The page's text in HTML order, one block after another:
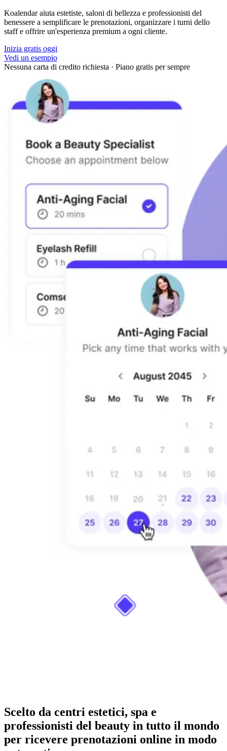
Koalendar aiuta estetiste, saloni di bellezza e professionisti del
benessere a semplificare le prenotazioni, organizzare i turni dello
staff e offrire un'esperienza premium a ogni cliente.
Inizia gratis oggi
Vedi un esempio
Nessuna carta di credito richiesta · Piano gratis per sempre
Scelto da centri estetici, spa e
professionisti del beauty in tutto il mondo
per ricevere prenotazioni online in modo